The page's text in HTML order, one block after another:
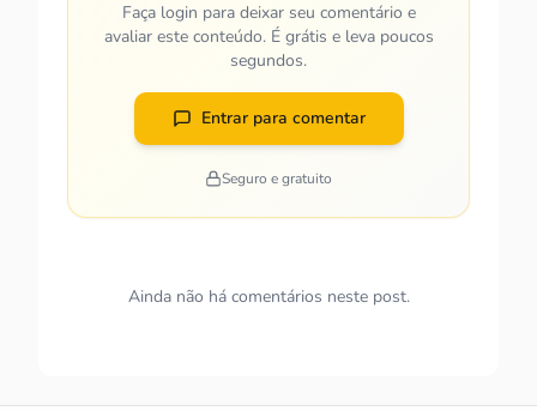
Faça login para deixar seu comentário e
avaliar este conteúdo. É grátis e leva poucos
segundos.
Entrar para comentar
Seguro e gratuito
Ainda não há comentários neste post.